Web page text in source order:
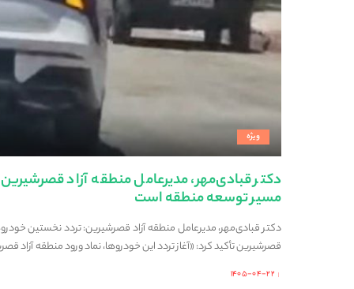
ویژه
دکتر قبادی‌مهر، مدیرعامل منطقه آزاد
مسیر توسعه منطقه است
دکتر قبادی‌مهر، مدیرعامل منطقه آزاد قصرشیرین: تردد نخستین
قصرشیرین تأکید کرد: «آغاز تردد این خودروها، نماد ورود منطقه آزاد
Posted
۱۴۰۵-۰۴-۲۲